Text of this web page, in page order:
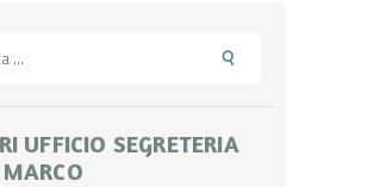
UFFICIO SEGRETERIA